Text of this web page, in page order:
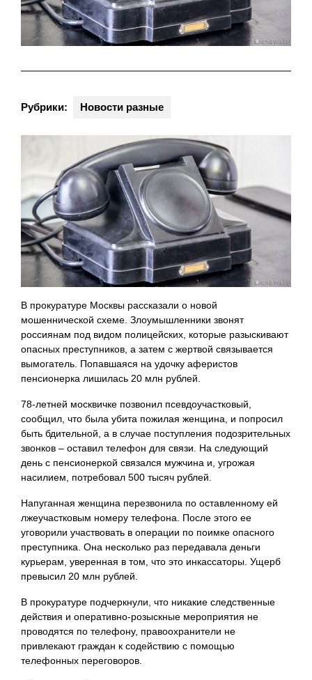
Рубрики: Новости разные
В прокуратуре Москвы рассказали о новой
мошеннической схеме. Злоумышленники звонят
россиянам под видом полицейских, которые разыскивают
опасных преступников, а затем с жертвой связывается
вымогатель. Попавшаяся на удочку аферистов
пенсионерка лишилась 20 млн рублей.
78-летней москвичке позвонил псевдоучастковый,
сообщил, что была убита пожилая женщина, и попросил
быть бдительной, а в случае поступления подозрительных
звонков – оставил телефон для связи. На следующий
день с пенсионеркой связался мужчина и, угрожая
насилием, потребовал 500 тысяч рублей.
Напуганная женщина перезвонила по оставленному ей
лжеучастковым номеру телефона. После этого ее
уговорили участвовать в операции по поимке опасного
преступника. Она несколько раз передавала деньги
курьерам, уверенная в том, что это инкассаторы. Ущерб
превысил 20 млн рублей.
В прокуратуре подчеркнули, что никакие следственные
действия и оперативно-розыскные мероприятия не
проводятся по телефону, правоохранители не
привлекают граждан к содействию с помощью
телефонных переговоров.